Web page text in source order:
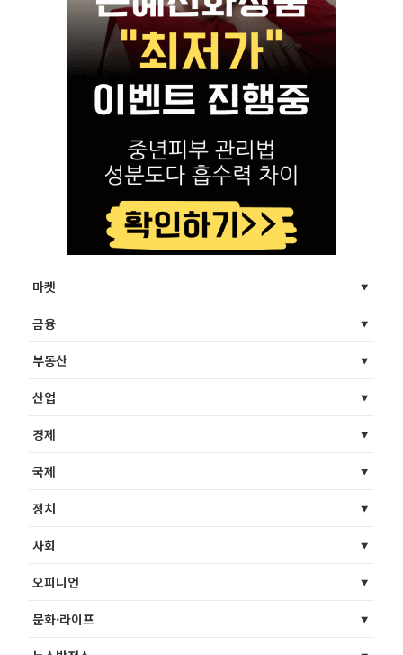
마켓
금융
부동산
산업
경제
국제
정치
사회
오피니언
문화·라이프